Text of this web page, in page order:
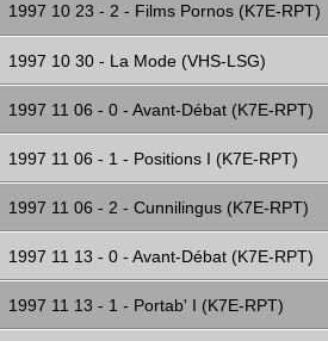
1997 10 23 - 2 - Films Pornos (K7E-RPT)
1997 10 30 - La Mode (VHS-LSG)
1997 11 06 - 0 - Avant-Débat (K7E-RPT)
1997 11 06 - 1 - Positions I (K7E-RPT)
1997 11 06 - 2 - Cunnilingus (K7E-RPT)
1997 11 13 - 0 - Avant-Débat (K7E-RPT)
1997 11 13 - 1 - Portab' I (K7E-RPT)